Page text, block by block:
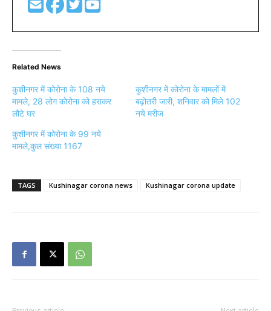
Related News
कुशीनगर में कोरोना के 108 नये
मामले, 28 लोग कोरोना को हराकर
लौटे घर
कुशीनगर में कोरोना के मामलों में
बढ़ोतरी जारी, शनिवार को मिले 102
नये मरीज
कुशीनगर में कोरोना के 99 नये
मामले,कुल संख्या 1167
TAGS Kushinagar corona news Kushinagar corona update